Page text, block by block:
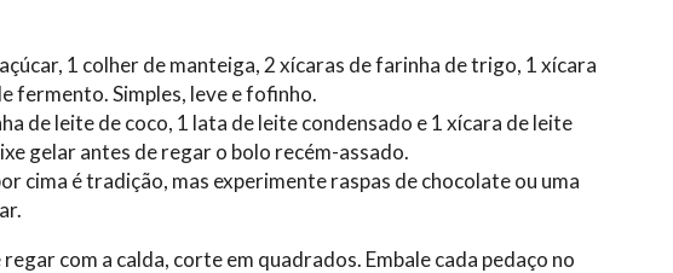
1 colher de manteiga, 2 xícaras de farinha de trigo, 1 xícara
fermento. Simples, leve e fofinho.
de leite de coco, 1 lata de leite condensado e 1 xícara de leite
gelar antes de regar o bolo recém-assado.
cima é tradição, mas experimente raspas de chocolate ou uma
com a calda, corte em quadrados. Embale cada pedaço no